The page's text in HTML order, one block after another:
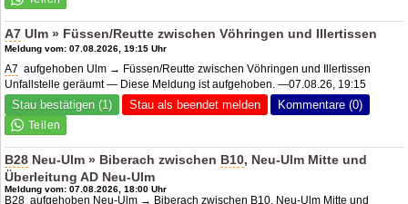
A7 Ulm » Füssen/Reutte zwischen Vöhringen und Illertissen
Meldung vom: 07.08.2026, 19:15 Uhr
A7 aufgehoben Ulm → Füssen/Reutte zwischen Vöhringen und Illertissen
Unfallstelle geräumt — Diese Meldung ist aufgehoben. —07.08.26, 19:15
Stau bestätigen (1) Stau als beendet melden Kommentare (0)
B28 Neu-Ulm » Biberach zwischen B10, Neu-Ulm Mitte und
ÜberleitungAD Neu-Ulm
Meldung vom: 07.08.2026, 18:00 Uhr
B28 aufgehoben Neu-Ulm → Biberach zwischen B10, Neu-Ulm Mitte und